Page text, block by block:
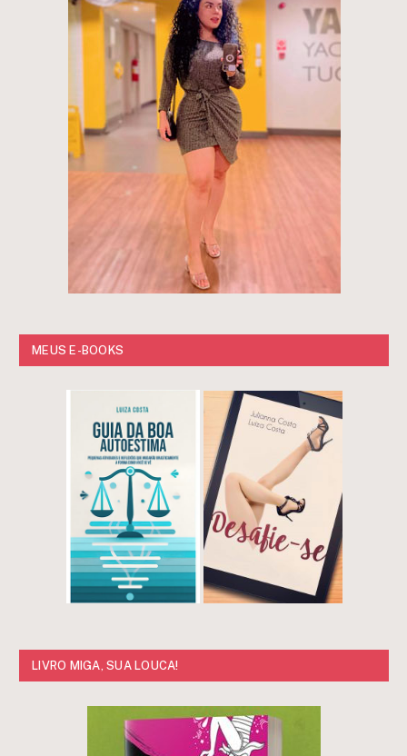
MEUS E-BOOKS
LIVRO MIGA, SUA LOUCA!